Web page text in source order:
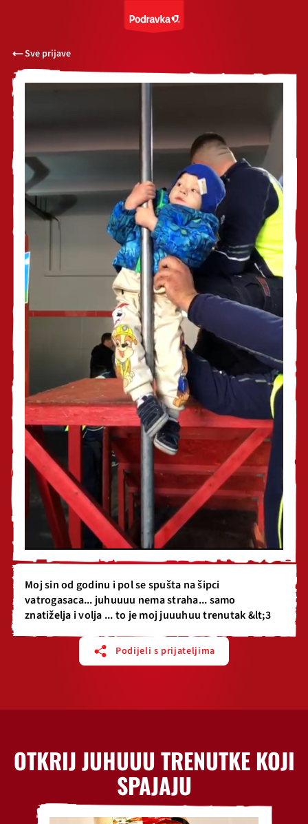
Sve prijave
Moj sin od godinu i pol se spušta na šipci
vatrogasaca... juhuuuu nema straha... samo
znatiželja i volja ... to je moj juuuhuu trenutak &lt;3
Podijeli s prijateljima
OTKRIJ JUHUUU TRENUTKE KOJI
SPAJAJU